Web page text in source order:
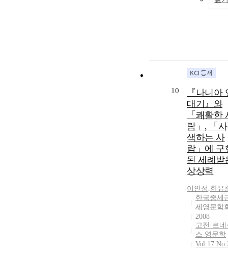
10
『나니아
대기』와
「쾌활한
람」, 「사
색하는 사
람」에 구
된 세례받
상상력
이인성 ,한유
한국중세
세영문학
2008
고전·르
스 영문학
Vol.17